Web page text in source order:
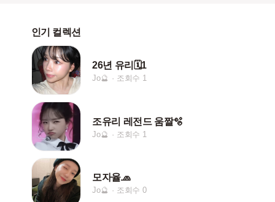
인기 컬렉션
26년 유리🗓️1
Jo🔮 조회수 1
조유리 레전드 움짤🫧
Jo🔮 조회수 1
모자율🧢
Jo🔮 조회수 0